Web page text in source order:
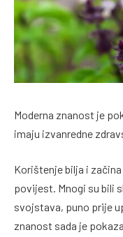
Moderna znanost je
imaju izvanredne
Korištenje bilja i
povijest. Mnogi su bili
svojstava, puno prije
znanost sada je